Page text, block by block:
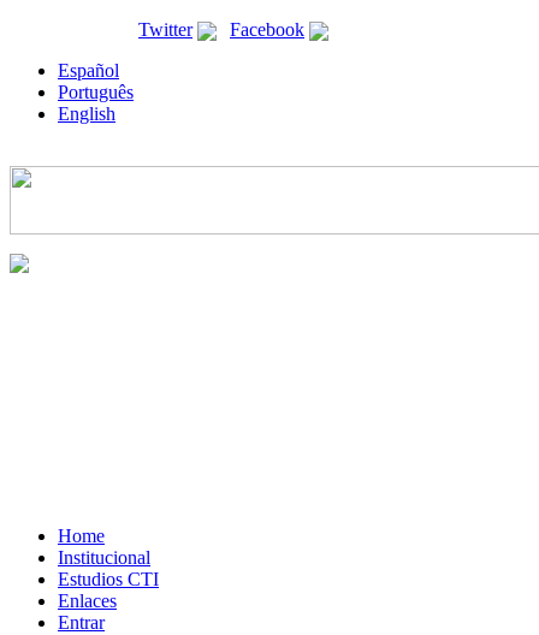
Twitter Facebook
Español
Português
English
Home
Institucional
Estudios CTI
Enlaces
Entrar